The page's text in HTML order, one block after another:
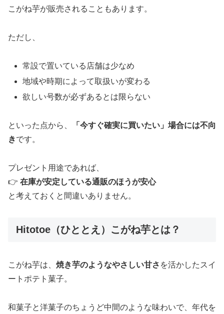
こがね芋が販売されることもあります。
ただし、
常設で置いている店舗は少なめ
地域や時期によって取扱いが変わる
欲しい号数が必ずあるとは限らない
といった点から、
「今すぐ確実に買いたい」場合には不向
きです。
プレゼント用途であれば、
👉 在庫が安定している通販のほうが安心
と考えておくと間違いありません。
Hitotoe（ひととえ）こがね芋とは？
こがね芋は、 焼き芋のようなやさしい甘さ を活かしたスイ
ートポテト菓子。
和菓子と洋菓子のちょうど中間のような味わいで、年代を